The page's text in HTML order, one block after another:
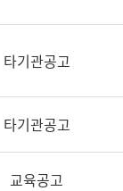
타기관공고
타기관공고
교육공고